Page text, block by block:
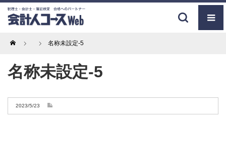
Home 名称未設定-5
名称未設定-5
2023/5/23